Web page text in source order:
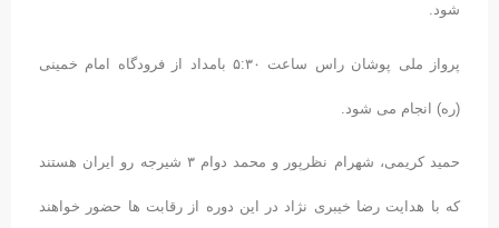
شود.
پرواز ملی پوشان راس ساعت ۵:۳۰ بامداد از فرودگاه امام خمینی
(ره) انجام می شود.
حمید کریمی، شهرام نظرپور و محمد دوام ۳ شیرجه رو ایران هستند
که با هدایت رضا خیبری نژاد در این دوره از رقابت ها حضور خواهند